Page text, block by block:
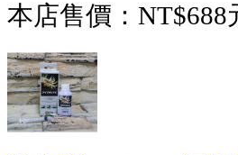
本店售價： NT$688